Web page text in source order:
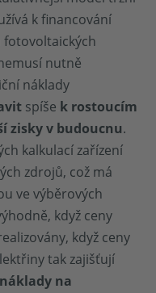
k financování
fotovoltaických
nutně
náklady
spíše k rostoucím
zisky v budoucnu.
kalkulací zařízení
zdrojů, což má
ve výběrových
když ceny
když ceny
tak zajišťují
na